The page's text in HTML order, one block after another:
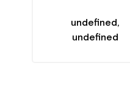
undefined,
undefined